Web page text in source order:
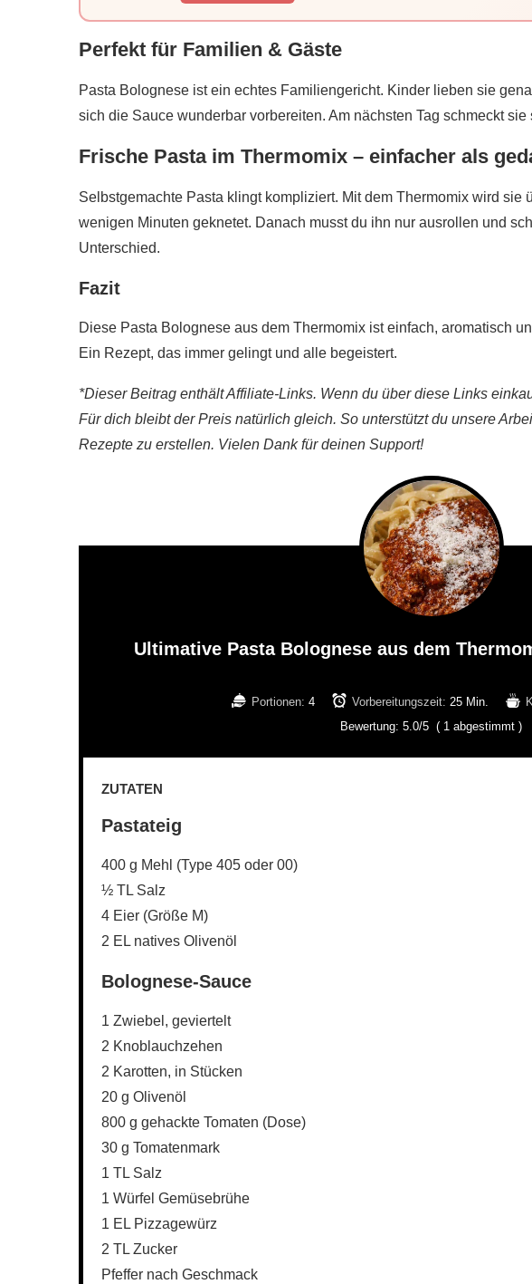
Perfekt für Familien & Gäste
Pasta Bolognese ist ein echtes Familiengericht. Kinder lieben sie
sich die Sauce wunderbar vorbereiten. Am nächsten Tag schmeckt sie
Frische Pasta im Thermomix – einfacher als
Selbstgemachte Pasta klingt kompliziert. Mit dem Thermomix wird sie
wenigen Minuten geknetet. Danach musst du ihn nur ausrollen und
Unterschied.
Fazit
Diese Pasta Bolognese aus dem Thermomix ist einfach, aromatisch
Ein Rezept, das immer gelingt und alle begeistert.
*Dieser Beitrag enthält Affiliate-Links. Wenn du über diese Links
Für dich bleibt der Preis natürlich gleich. So unterstützt du unsere
Rezepte zu erstellen. Vielen Dank für deinen Support!
Ultimative Pasta Bolognese aus dem
Portionen: 4 Vorbereitungszeit: 25 Min.
Bewertung:5.0/5 ( 1 abgestimmt )
ZUTATEN
Pastateig
400 g Mehl (Type 405 oder 00)
½ TL Salz
4 Eier (Größe M)
2 EL natives Olivenöl
Bolognese-Sauce
1 Zwiebel, geviertelt
2 Knoblauchzehen
2 Karotten, in Stücken
20 g Olivenöl
800 g gehackte Tomaten (Dose)
30 g Tomatenmark
1 TL Salz
1 Würfel Gemüsebrühe
1 EL Pizzagewürz
2 TL Zucker
Pfeffer nach Geschmack